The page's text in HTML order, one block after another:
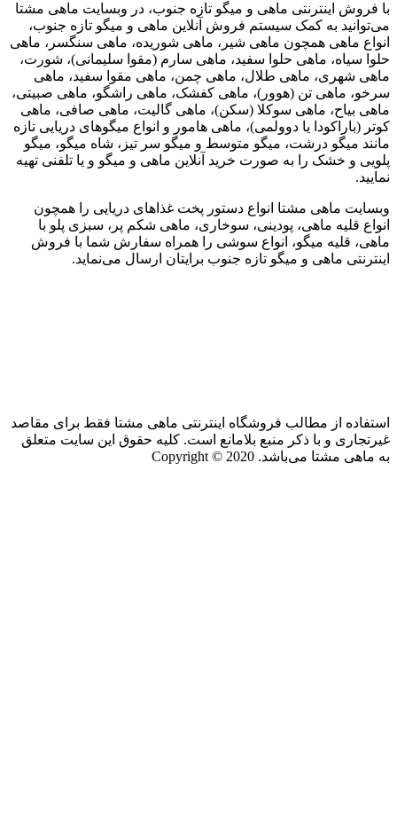
با فروش اینترنتی ماهی و میگو تازه جنوب، در وبسایت ماهی مشتا
می‌توانید به کمک سیستم فروش آنلاین ماهی و میگو تازه جنوب،
انواع ماهی همچون ماهی شیر، ماهی شوریده، ماهی سنگسر، ماهی
حلوا سیاه، ماهی حلوا سفید، ماهی سارم (مقوا سلیمانی)، شورت،
ماهی شهری، ماهی طلال، ماهی چمن، ماهی مقوا سفید، ماهی
سرخو، ماهی تن (هوور)، ماهی کفشک، ماهی راشگو، ماهی صبیتی،
ماهی بیاح، ماهی سوکلا (سکن)، ماهی گالیت، ماهی صافی، ماهی
کوتر (باراکودا یا دوولمی)، ماهی هامور و انواع میگوهای دریایی تازه
مانند میگو درشت، میگو متوسط و میگو سر تیز، شاه میگو، میگو
پلویی و خشک را به صورت خرید آنلاین ماهی و میگو و یا تلفنی تهیه
نمایید.
وبسایت ماهی مشتا انواع دستور پخت غذاهای دریایی را همچون
انواع قلیه ماهی، پودینی، سوخاری، ماهی شکم پر، سبزی پلو با
ماهی، قلیه میگو، انواع سوشی را همراه سفارش شما با فروش
اینترنتی ماهی و میگو تازه جنوب برایتان ارسال می‌نماید.
استفاده از مطالب فروشگاه اینترنتی ماهی مشتا فقط برای مقاصد
غیرتجاری و با ذکر منبع بلامانع است. کلیه حقوق این سایت متعلق
به ماهی مشتا می‌باشد. Copyright © 2020